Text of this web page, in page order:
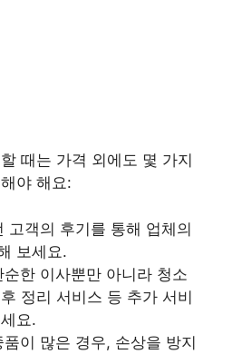
때는 가격 외에도 몇 가지
야 해요:
고객의 후기를 통해 업체의
보세요.
순한 이사뿐만 아니라 청소
정리 서비스 등 추가 서비
요.
품이 많은 경우, 손상을 방지